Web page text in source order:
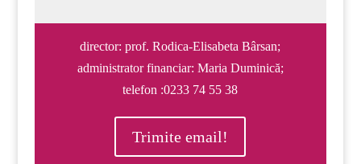
director: prof. Rodica-Elisabeta Bârsan;
administrator financiar: Maria Duminică;
telefon :0233 74 55 38
Trimite email!